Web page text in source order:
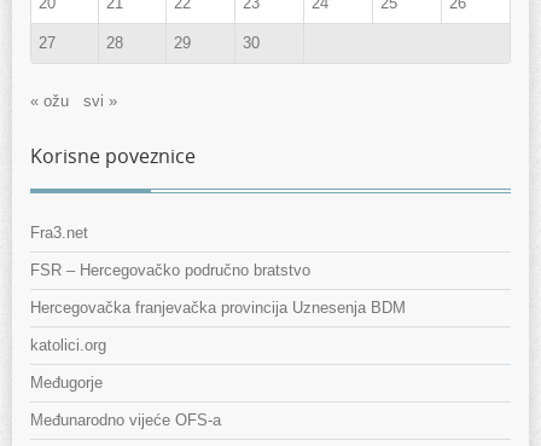
27 28 29 30
« ožu svi »
Korisne poveznice
Fra3.net
FSR – Hercegovačko područno bratstvo
Hercegovačka franjevačka provincija Uznesenja BDM
katolici.org
Međugorje
Međunarodno vijeće OFS-a